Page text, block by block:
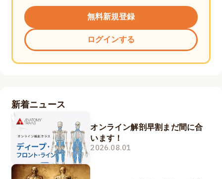
無料新規登録
ログインする
新着ニュース
オンライン解剖早割まだ間に合
います！
2026.08.01